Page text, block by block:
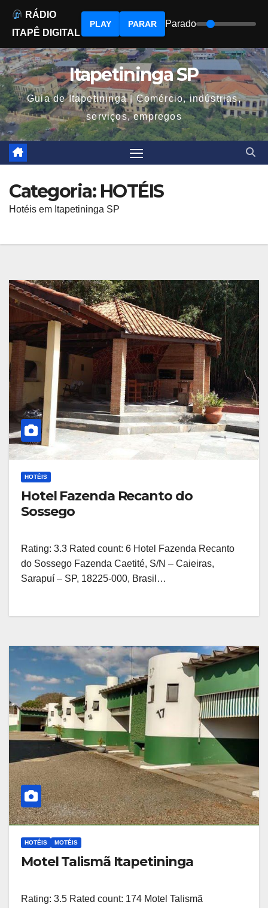
to
content
Itapetininga SP
Guia de Itapetininga | Comércio, indústrias,
serviços, empregos
Categoria: HOTÉIS
Hotéis em Itapetininga SP
HOTÉIS
Hotel Fazenda Recanto do
Sossego
Rating: 3.3 Rated count: 6 Hotel Fazenda Recanto
do Sossego Fazenda Caetité, S/N – Caieiras,
Sarapuí – SP, 18225-000, Brasil…
HOTÉIS MOTÉIS
Motel Talismã Itapetininga
Rating: 3.5 Rated count: 174 Motel Talismã
RÁDIO
ITAPÊ DIGITAL
PLAY PARAR Parado